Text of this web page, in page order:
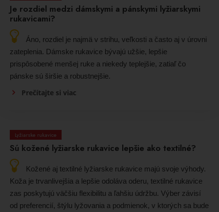
Je rozdiel medzi dámskymi a pánskymi lyžiarskymi
rukavicami?
Áno, rozdiel je najmä v strihu, veľkosti a často aj v úrovni
zateplenia. Dámske rukavice bývajú užšie, lepšie
prispôsobené menšej ruke a niekedy teplejšie, zatiaľ čo
pánske sú širšie a robustnejšie.
Prečítajte si viac
Lyžiarske rukavice
Sú kožené lyžiarske rukavice lepšie ako textilné?
Kožené aj textilné lyžiarske rukavice majú svoje výhody.
Koža je trvanlivejšia a lepšie odoláva oderu, textilné rukavice
zas poskytujú väčšiu flexibilitu a ľahšiu údržbu. Výber závisí
od preferencií, štýlu lyžovania a podmienok, v ktorých sa bude